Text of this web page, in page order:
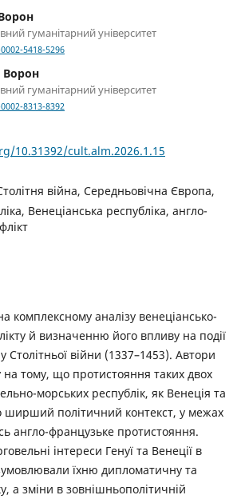
гуманітарний університет
5418-5296
Ворон
гуманітарний університет
8313-8392
10.31392/cult.alm.2026.1.15
війна, Середньовічна Європа,
Венеціанська республіка, англо-
комплексному аналізу венеціансько-
й визначенню його впливу на події
Столітньої війни (1337–1453). Автори
на тому, що протистояння таких двох
морських республік, як Венеція та
ширший політичний контекст, у межах
англо-французьке протистояння.
інтереси Генуї та Венеції в
їхню дипломатичну та
а зміни в зовнішньополітичній